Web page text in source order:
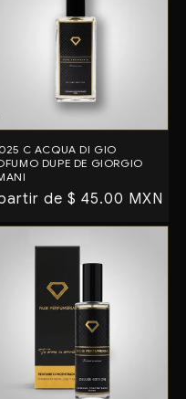
C ACQUA DI GIO
DUPE DE GIORGIO
de $ 45.00 MXN